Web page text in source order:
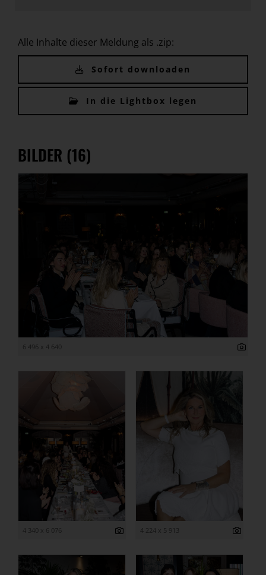
Alle Inhalte dieser Meldung als .zip:
Sofort downloaden
In die Lightbox legen
BILDER (16)
6 496 x 4 640
4 340 x 6 076 4 224 x 5 913